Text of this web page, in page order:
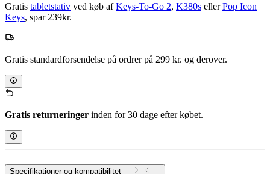
Gratis tabletstativ ved køb afKeys-To-Go 2, K380s ellerPop Icon
Keys, spar 239kr.
Gratis standardforsendelse på ordrer på 299 kr. og derover.
Gratis returneringer inden for 30 dage efter købet.
Specifikationer og kompatibilitet